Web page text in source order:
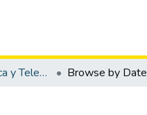
Tesis de Electrónica y Telecomunicaciones Browse by Date